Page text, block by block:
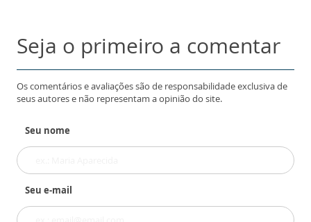
Seja o primeiro a comentar
Os comentários e avaliações são de responsabilidade exclusiva de
seus autores e não representam a opinião do site.
Seu nome
Seu e-mail